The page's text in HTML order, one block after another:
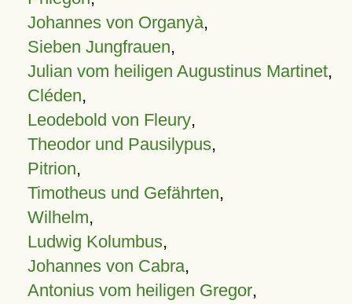
Johannes von Organyà,
Sieben Jungfrauen,
Julian vom heiligen Augustinus Martinet,
Cléden,
Leodebold von Fleury,
Theodor und Pausilypus,
Pitrion,
Timotheus und Gefährten,
Wilhelm,
Ludwig Kolumbus,
Johannes von Cabra,
Antonius vom heiligen Gregor,